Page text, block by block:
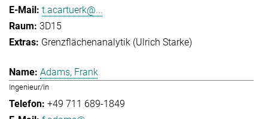
t.acartuerk@...
3D15
Grenzflächenanalytik (Ulrich Starke)
Adams, Frank
Ingenieur/in
+49 711 689-1849